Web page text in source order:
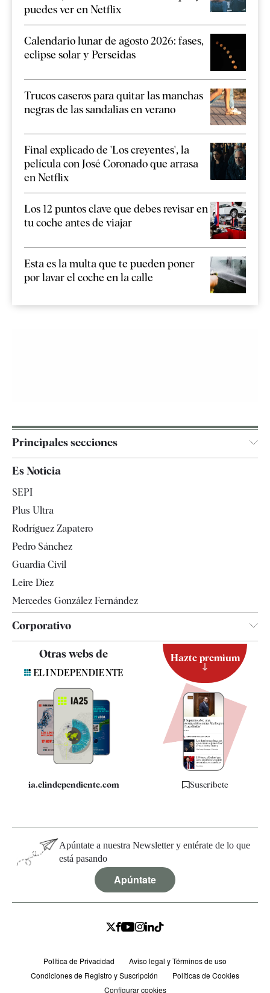
puedes ver en Netflix
Calendario lunar de agosto 2026: fases,
eclipse solar y Perseidas
Trucos caseros para quitar las manchas
negras de las sandalias en verano
Final explicado de 'Los creyentes', la
película con José Coronado que arrasa
en Netflix
Los 12 puntos clave que debes revisar en
tu coche antes de viajar
Esta es la multa que te pueden poner
por lavar el coche en la calle
Principales secciones
España
Televisión
Es Noticia
SEPI
Plus Ultra
Rodríguez Zapatero
Pedro Sánchez
Guardia Civil
Leire Díez
Mercedes González Fernández
Corporativo
Contacto
Quiénes somos
Especificaciones
Otras webs de
ia.elindependiente.com
Hazte premium
Suscríbete
Apúntate a nuestra Newsletter y entérate de lo que
está pasando
Apúntate
Política de Privacidad
Aviso legal y Términos de uso
Condiciones de Registro y Suscripción
Políticas de Cookies
Configurar cookies